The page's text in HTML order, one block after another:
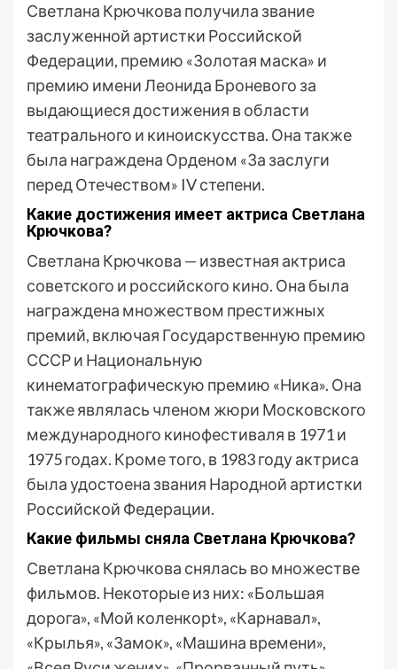
Светлана Крючкова получила звание
заслуженной артистки Российской
Федерации, премию «Золотая маска» и
премию имени Леонида Броневого за
выдающиеся достижения в области
театрального и киноискусства. Она также
была награждена Орденом «За заслуги
перед Отечеством» IV степени.
Какие достижения имеет актриса Светлана
Крючкова?
Светлана Крючкова — известная актриса
советского и российского кино. Она была
награждена множеством престижных
премий, включая Государственную премию
СССР и Национальную
кинематографическую премию «Ника». Она
также являлась членом жюри Московского
международного кинофестиваля в 1971 и
1975 годах. Кроме того, в 1983 году актриса
была удостоена звания Народной артистки
Российской Федерации.
Какие фильмы сняла Светлана Крючкова?
Светлана Крючкова снялась во множестве
фильмов. Некоторые из них: «Большая
дорога», «Мой коленкорt», «Карнавал»,
«Крылья», «Замок», «Машина времени»,